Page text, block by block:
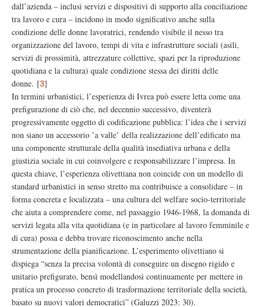
dall’azienda – inclusi servizi e dispositivi di supporto alla conciliazione
tra lavoro e cura – incidono in modo significativo anche sulla
condizione delle donne lavoratrici, rendendo visibile il nesso tra
organizzazione del lavoro, tempi di vita e infrastrutture sociali (asili,
servizi di prossimità, attrezzature collettive, spazi per la riproduzione
quotidiana e la cultura) quale condizione stessa dei diritti delle
donne. [3]
In termini urbanistici, l’esperienza di Ivrea può essere letta come una
prefigurazione di ciò che, nel decennio successivo, diventerà
progressivamente oggetto di codificazione pubblica: l’idea che i servizi
non siano un accessorio ’a valle’ della realizzazione dell’edificato ma
una componente strutturale della qualità insediativa urbana e della
giustizia sociale in cui coinvolgere e responsabilizzare l’impresa. In
questa chiave, l’esperienza olivettiana non coincide con un modello di
standard urbanistici in senso stretto ma contribuisce a consolidare – in
forma concreta e localizzata – una cultura del welfare socio-territoriale
che aiuta a comprendere come, nel passaggio 1946-1968, la domanda di
servizi legata alla vita quotidiana (e in particolare al lavoro femminile e
di cura) possa e debba trovare riconoscimento anche nella
strumentazione della pianificazione. L’esperimento olivettiano si
dispiega “senza la precisa volontà di conseguire un disegno rigido e
unitario prefigurato, bensì modellandosi continuamente per mettere in
pratica un processo concreto di trasformazione territoriale della società,
basato su nuovi valori democratici” (Galuzzi 2023: 30).